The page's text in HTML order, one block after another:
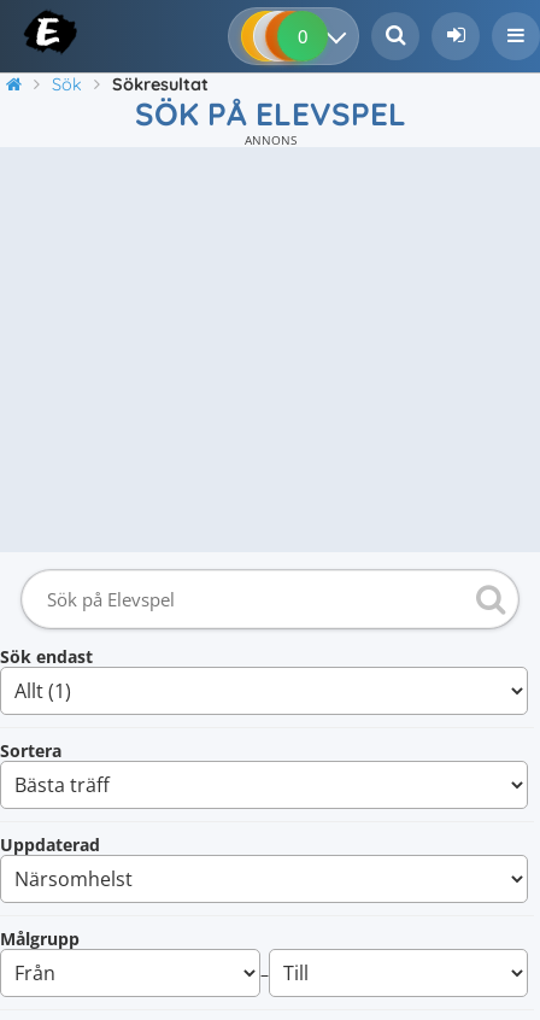
0 0 0
Sök Sökresultat
SÖK PÅ ELEVSPEL
ANNONS
Sök endast
Sortera
Uppdaterad
Målgrupp
–